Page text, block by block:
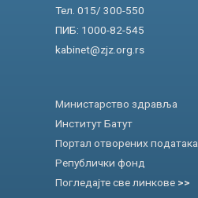
Тел. 015/ 300-550
ПИБ: 1000-82-545
kabinet@zjz.org.rs
Министарство здравља
Институт Батут
Портал отворених података
Републички фонд
Погледајте све линкове >>